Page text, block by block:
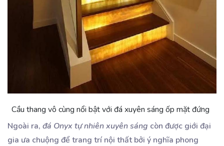
Cầu thang vô cùng nổi bật với đá xuyên sáng ốp mặt đứng
Ngoài ra, đá Onyx tự nhiên xuyên sáng còn được giới đại
gia ưa chuộng để trang trí nội thất bởi ý nghĩa phong